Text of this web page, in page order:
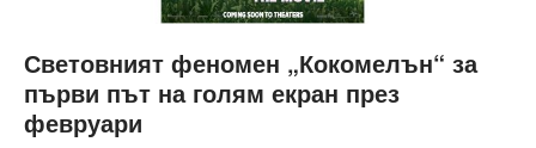
Световният феномен „Кокомелън“ за
първи път на голям екран през
февруари